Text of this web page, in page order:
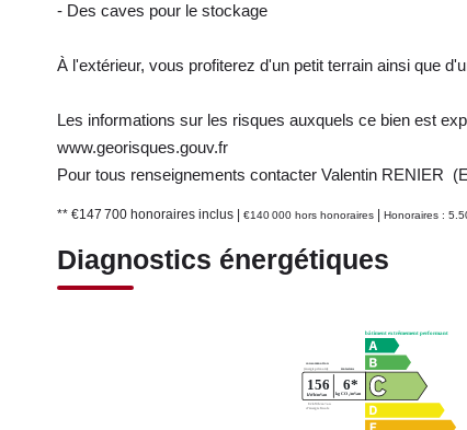
- Des caves pour le stockage
À l'extérieur, vous profiterez d'un petit terrain ainsi que
Les informations sur les risques auxquels ce bien est
www.georisques.gouv.fr
Pour tous renseignements contacter Valentin RENIER
** €147 700 honoraires inclus €140 000 hors honoraires Honoraires :
Diagnostics énergétiques